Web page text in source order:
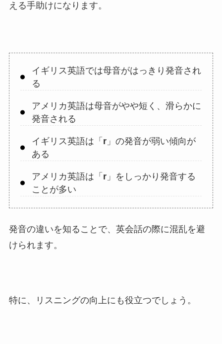
える手助けになります。
イギリス英語では母音がはっきり発音され
る
アメリカ英語は母音がやや短く、滑らかに
発音される
イギリス英語は「 r」の発音が弱い傾向が
ある
アメリカ英語は「 r」をしっかり発音する
ことが多い
発音の違いを知ることで、英会話の際に混乱を避
けられます。
特に、リスニングの向上にも役立つでしょう。